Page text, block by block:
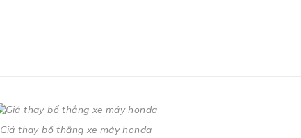
Giá thay bố thắng xe máy honda